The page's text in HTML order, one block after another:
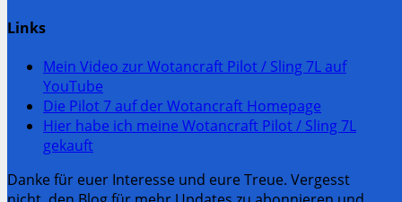
Links
Mein Video zur Wotancraft Pilot / Sling 7L auf
YouTube
Die Pilot 7 auf der Wotancraft Homepage
Hier habe ich meine Wotancraft Pilot / Sling 7L
gekauft
Danke für euer Interesse und eure Treue. Vergesst